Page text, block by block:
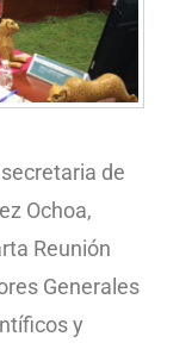
de
Ochoa,
Reunión
Generales
y